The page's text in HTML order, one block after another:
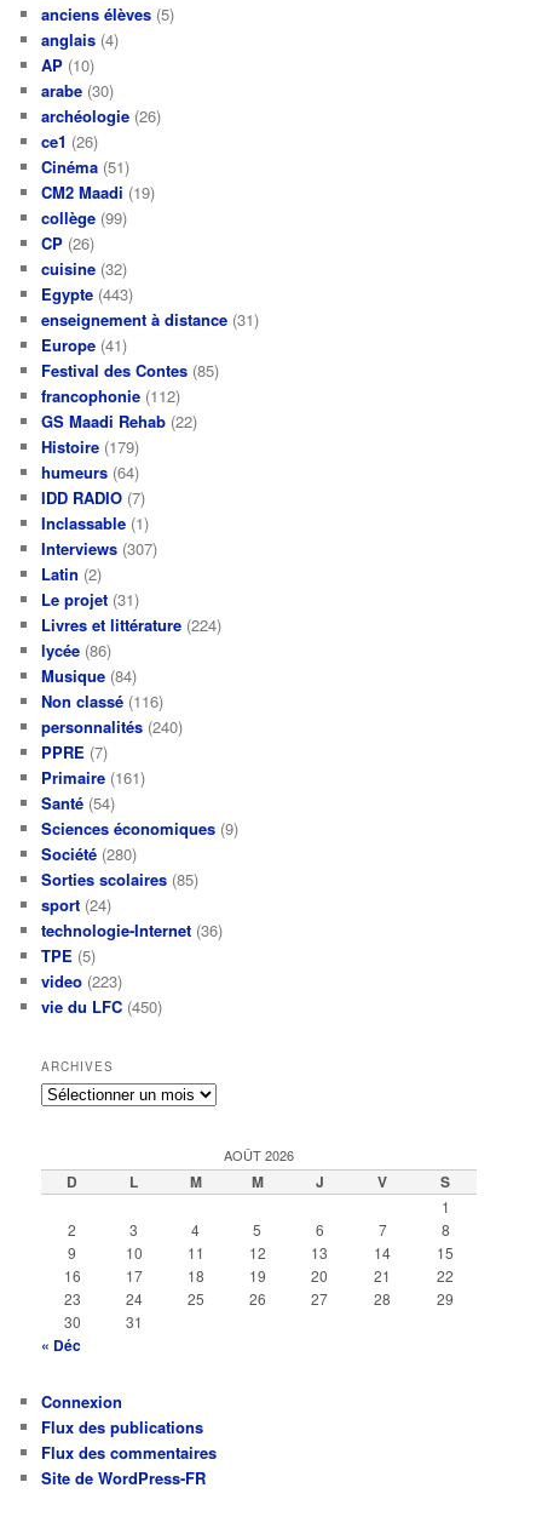
anciens élèves (5)
anglais (4)
AP (10)
arabe (30)
archéologie (26)
ce1 (26)
Cinéma (51)
CM2 Maadi (19)
collège (99)
CP (26)
cuisine (32)
Egypte (443)
enseignement à distance (31)
Europe (41)
Festival des Contes (85)
francophonie (112)
GS Maadi Rehab (22)
Histoire (179)
humeurs (64)
IDD RADIO (7)
Inclassable (1)
Interviews (307)
Latin (2)
Le projet (31)
Livres et littérature (224)
lycée (86)
Musique (84)
Non classé (116)
personnalités (240)
PPRE (7)
Primaire (161)
Santé (54)
Sciences économiques (9)
Société (280)
Sorties scolaires (85)
sport (24)
technologie-Internet (36)
TPE (5)
video (223)
vie du LFC (450)
ARCHIVES
Archives
AOÛT 2026
D L M M J V S
1
2
3 4 5 6 7
8
9
10 11 12 13 14
15
16
17 18 19 20 21
22
23
24 25 26 27 28
29
30
31
« Déc
Connexion
Flux des publications
Flux des commentaires
Site de WordPress-FR